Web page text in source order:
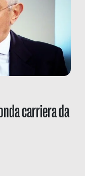
carriera da